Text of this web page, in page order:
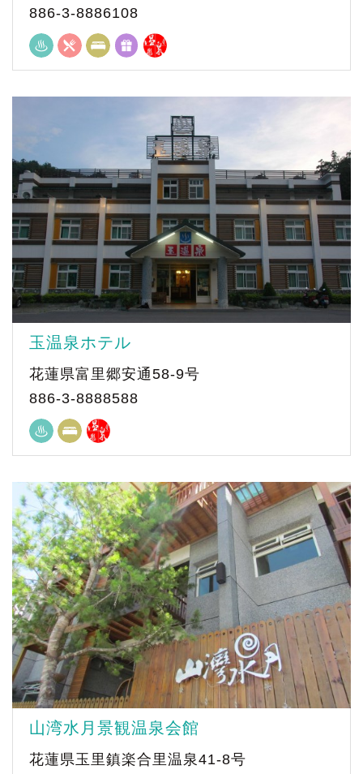
886-3-8886108
玉温泉ホテル
花蓮県富里郷安通58-9号
886-3-8888588
山湾水月景観温泉会館
花蓮県玉里鎮楽合里温泉41-8号